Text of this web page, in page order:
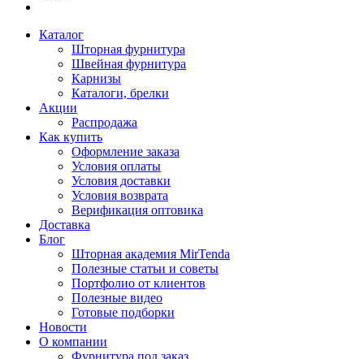
Каталог
Шторная фурнитура
Швейная фурнитура
Карнизы
Каталоги, брелки
Акции
Распродажа
Как купить
Оформление заказа
Условия оплаты
Условия доставки
Условия возврата
Верификация оптовика
Доставка
Блог
Шторная академия MirTenda
Полезные статьи и советы
Портфолио от клиентов
Полезные видео
Готовые подборки
Новости
О компании
Фурнитура под заказ